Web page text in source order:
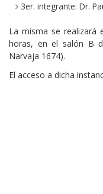
3er. integrante: Dr.
La misma se realizará
horas, en el salón B
Narvaja 1674).
El acceso a dicha